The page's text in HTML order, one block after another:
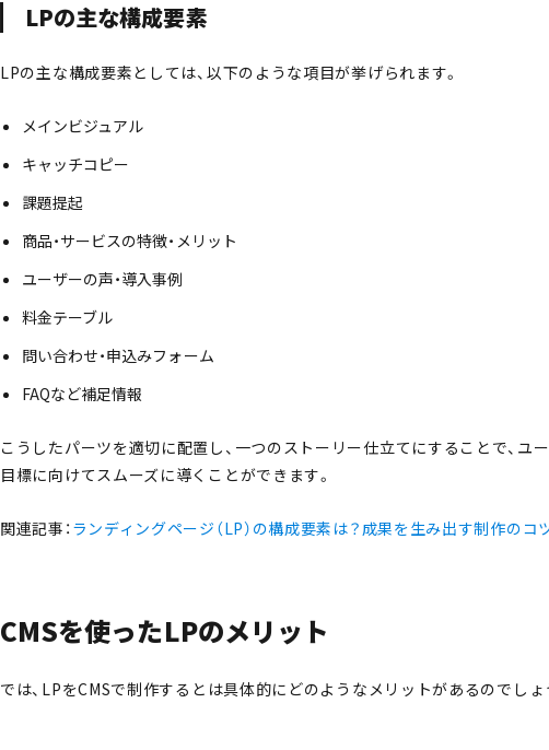
LPの主な構成要素
LPの主な構成要素としては、以下のような項目が挙げられます。
メインビジュアル
キャッチコピー
課題提起
商品・サービスの特徴・メリット
ユーザーの声・導入事例
料金テーブル
問い合わせ・申込みフォーム
FAQなど補足情報
こうしたパーツを適切に配置し、一つのストーリー仕立てにすることで、ユ
目標に向けてスムーズに導くことができます。
関連記事：ランディングページ（LP）の構成要素は？成果を生み出す制作のコ
CMSを使ったLPのメリット
では、LPをCMSで制作するとは具体的にどのようなメリットがあるのでしょ